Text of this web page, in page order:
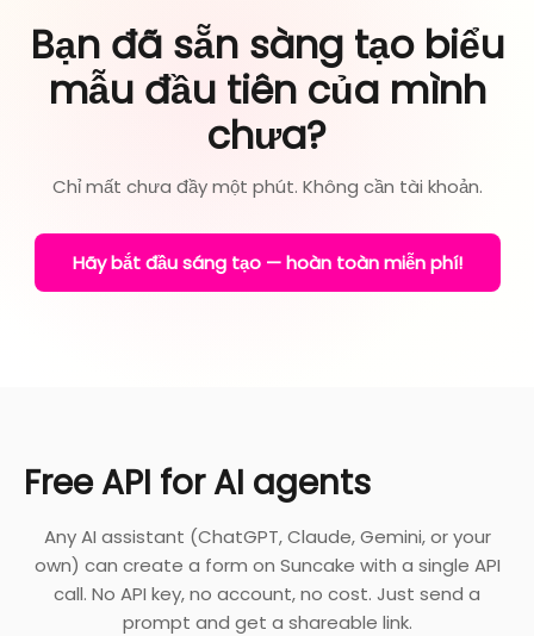
Bạn đã sẵn sàng tạo biểu
mẫu đầu tiên của mình
chưa?
Chỉ mất chưa đầy một phút. Không cần tài khoản.
Hãy bắt đầu sáng tạo — hoàn toàn miễn phí!
Free API for AI agents
Any AI assistant (ChatGPT, Claude, Gemini, or your
own) can create a form on Suncake with a single API
call. No API key, no account, no cost. Just send a
prompt and get a shareable link.